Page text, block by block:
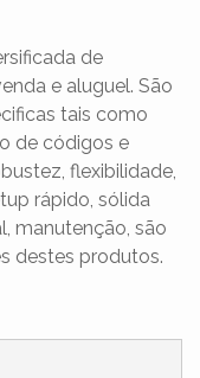
de
e aluguel. São
tais como
de códigos e
flexibilidade,
rápido, sólida
manutenção, são
destes produtos.